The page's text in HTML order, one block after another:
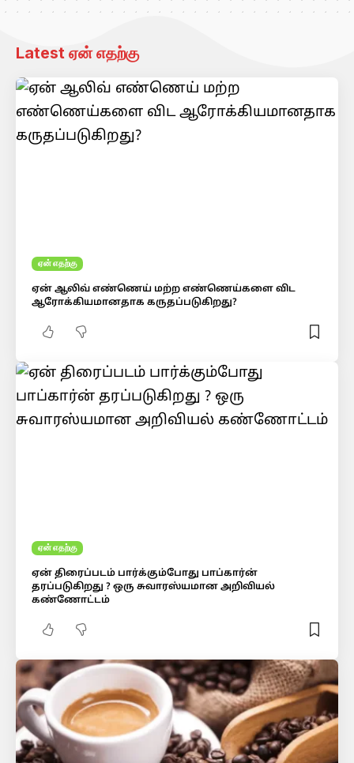
Latest ஏன் எதற்கு
ஏன் எதற்கு
ஏன் ஆலிவ் எண்ணெய் மற்ற எண்ணெய்களை விட
ஆரோக்கியமானதாக கருதப்படுகிறது?
ஏன் எதற்கு
ஏன் திரைப்படம் பார்க்கும்போது பாப்கார்ன்
தரப்படுகிறது ? ஒரு சுவாரஸ்யமான அறிவியல்
கண்ணோட்டம்